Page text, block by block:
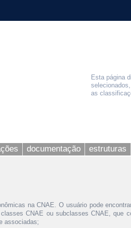
Esta página
as
documentação estruturas
na CNAE. O usuário pode
CNAE ou subclasses CNAE, que
associadas;